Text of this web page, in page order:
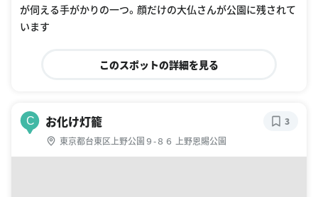
が伺える手がかりの一つ。顔だけの大仏さんが公園に残されて
います
このスポットの詳細を見る
C お化け灯籠
東京都台東区上野公園９-８６ 上野恩賜公園
3